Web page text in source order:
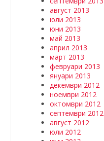
август 2013
юли 2013
юни 2013
май 2013
април 2013
март 2013
февруари 2013
януари 2013
декември 2012
ноември 2012
октомври 2012
септември 2012
август 2012
юли 2012